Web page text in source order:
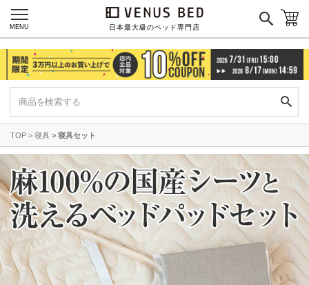
日本最大級のベッド専門店
MENU
TOP 寝具 寝具セット